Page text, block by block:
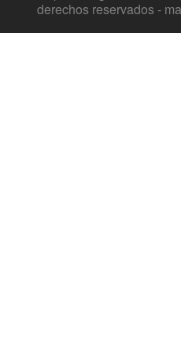
derechos reservados -